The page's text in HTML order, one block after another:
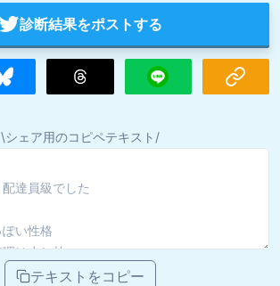
診断結果をポストする
\シェア用のコピペテキスト/
テキストをコピー